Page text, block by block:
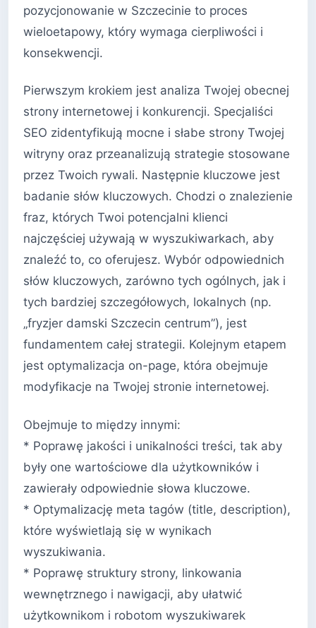
pozycjonowanie w Szczecinie to proces
wieloetapowy, który wymaga cierpliwości i
konsekwencji.
Pierwszym krokiem jest analiza Twojej obecnej
strony internetowej i konkurencji. Specjaliści
SEO zidentyfikują mocne i słabe strony Twojej
witryny oraz przeanalizują strategie stosowane
przez Twoich rywali. Następnie kluczowe jest
badanie słów kluczowych. Chodzi o znalezienie
fraz, których Twoi potencjalni klienci
najczęściej używają w wyszukiwarkach, aby
znaleźć to, co oferujesz. Wybór odpowiednich
słów kluczowych, zarówno tych ogólnych, jak i
tych bardziej szczegółowych, lokalnych (np.
„fryzjer damski Szczecin centrum”), jest
fundamentem całej strategii. Kolejnym etapem
jest optymalizacja on-page, która obejmuje
modyfikacje na Twojej stronie internetowej.
Obejmuje to między innymi:
* Poprawę jakości i unikalności treści, tak aby
były one wartościowe dla użytkowników i
zawierały odpowiednie słowa kluczowe.
* Optymalizację meta tagów (title, description),
które wyświetlają się w wynikach
wyszukiwania.
* Poprawę struktury strony, linkowania
wewnętrznego i nawigacji, aby ułatwić
użytkownikom i robotom wyszukiwarek